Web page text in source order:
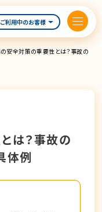
ご利用中のお客様
安全対策の重要性とは？事故の
は？事故の
体例